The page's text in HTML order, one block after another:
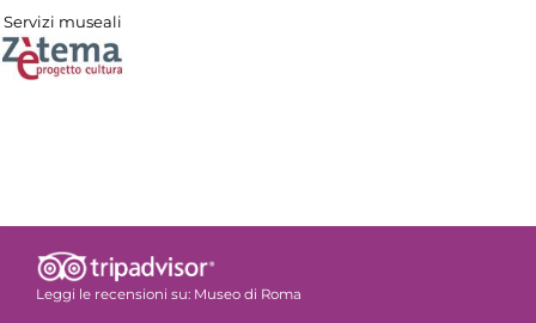
Servizi museali
Leggi le recensioni su: Museo di Roma